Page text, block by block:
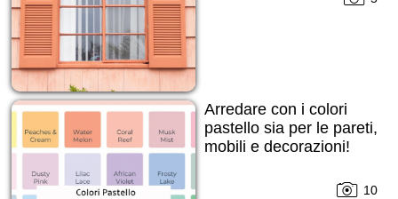
Arredare con i colori
pastello sia per le pareti,
mobili e decorazioni!
10